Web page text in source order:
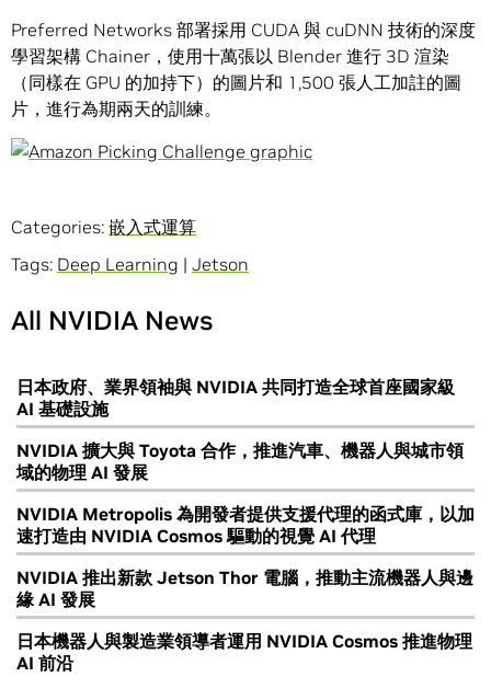
Preferred Networks 部署採用 CUDA 與 cuDNN 技術的深度
學習架構 Chainer，使用十萬張以 Blender 進行 3D 渲染
（同樣在 GPU 的加持下）的圖片和 1,500 張人工加註的圖
片，進行為期兩天的訓練。
Categories: 嵌入式運算
Tags: Deep Learning | Jetson
All NVIDIA News
日本政府、業界領袖與 NVIDIA 共同打造全球首座國家級
AI 基礎設施
NVIDIA 擴大與 Toyota 合作，推進汽車、機器人與城市領
域的物理 AI 發展
NVIDIA Metropolis 為開發者提供支援代理的函式庫，以加
速打造由 NVIDIA Cosmos 驅動的視覺 AI 代理
NVIDIA 推出新款 Jetson Thor 電腦，推動主流機器人與邊
緣 AI 發展
日本機器人與製造業領導者運用 NVIDIA Cosmos 推進物理
AI 前沿